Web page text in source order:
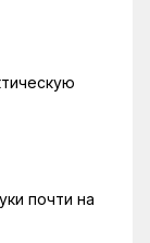
почти на